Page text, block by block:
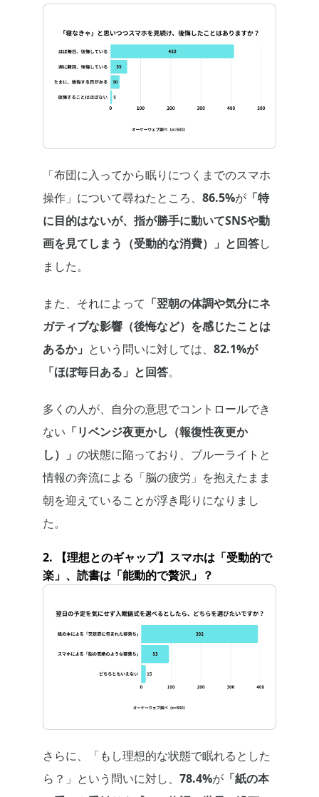
「布団に入ってから眠りにつくまでのスマホ
操作」について尋ねたところ、 86.5%が 「特
に目的はないが、指が勝手に動いてSNSや動
画を見てしまう（受動的な消費）」と回答し
ました。
また、それによって 「翌朝の体調や気分にネ
ガティブな影響（後悔など）を感じたことは
あるか」 という問いに対しては、 82.1%が
「ほぼ毎日ある」と回答。
多くの人が、自分の意思でコントロールでき
ない 「リベンジ夜更かし（報復性夜更か
し）」 の状態に陥っており、ブルーライトと
情報の奔流による「脳の疲労」を抱えたまま
朝を迎えていることが浮き彫りになりまし
た。
2. 【理想とのギャップ】スマホは「受動的で
楽」、読書は「能動的で贅沢」？
さらに、「もし理想的な状態で眠れるとした
ら？」という問いに対し、 78.4%が 「紙の本